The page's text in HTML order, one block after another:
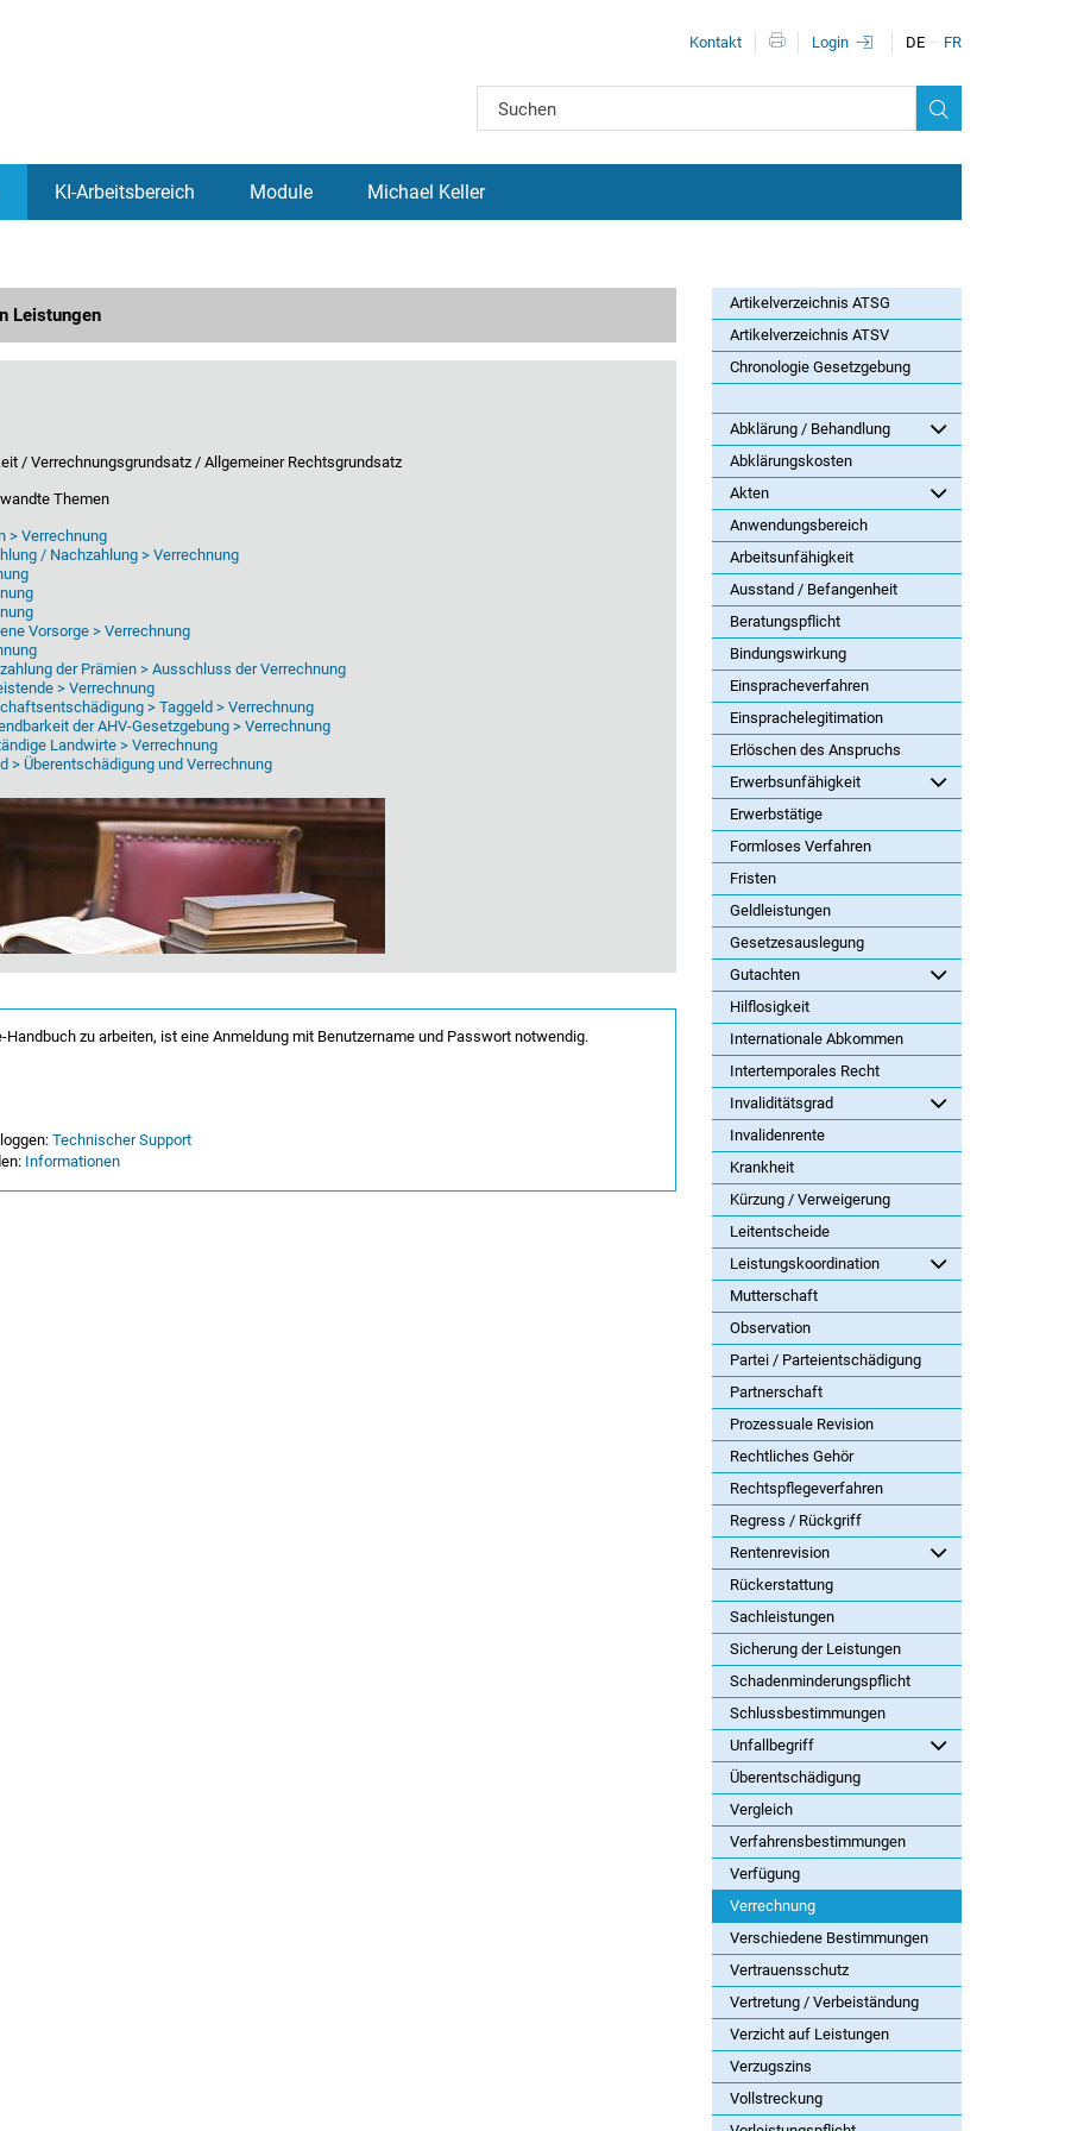
DE FR
Metanavigationn
Kontakt Login
KI-Arbeitsbereich Module Michael Keller
Leistungen
/ Verrechnungsgrundsatz / Allgemeiner Rechtsgrundsatz
Themen
> Verrechnung
/ Nachzahlung > Verrechnung
Vorsorge > Verrechnung
der Prämien > Ausschluss der Verrechnung
> Verrechnung
> Taggeld > Verrechnung
der AHV-Gesetzgebung > Verrechnung
Landwirte > Verrechnung
> Überentschädigung und Verrechnung
Handbuch zu arbeiten, ist eine Anmeldung mit Benutzername und Passwort notwendig.
Technischer Support
Informationen
Artikelverzeichnis ATSG
Artikelverzeichnis ATSV
Chronologie Gesetzgebung
Abklärung / Behandlung
Abklärungskosten
Akten
Anwendungsbereich
Arbeitsunfähigkeit
Ausstand / Befangenheit
Beratungspflicht
Bindungswirkung
Einspracheverfahren
Einsprachelegitimation
Erlöschen des Anspruchs
Erwerbsunfähigkeit
Erwerbstätige
Formloses Verfahren
Fristen
Geldleistungen
Gesetzesauslegung
Gutachten
Hilflosigkeit
Internationale Abkommen
Intertemporales Recht
Invaliditätsgrad
Invalidenrente
Krankheit
Kürzung / Verweigerung
Leitentscheide
Leistungskoordination
Mutterschaft
Observation
Partei / Parteientschädigung
Partnerschaft
Prozessuale Revision
Rechtliches Gehör
Rechtspflegeverfahren
Regress / Rückgriff
Rentenrevision
Rückerstattung
Sachleistungen
Sicherung der Leistungen
Schadenminderungspflicht
Schlussbestimmungen
Unfallbegriff
Überentschädigung
Vergleich
Verfahrensbestimmungen
Verfügung
Verrechnung
Verschiedene Bestimmungen
Vertrauensschutz
Vertretung / Verbeiständung
Verzicht auf Leistungen
Verzugszins
Vollstreckung